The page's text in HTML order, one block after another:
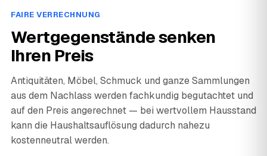
FAIRE VERRECHNUNG
Wertgegenstände senken
Ihren Preis
Antiquitäten, Möbel, Schmuck und ganze Sammlungen
aus dem Nachlass werden fachkundig begutachtet und
auf den Preis angerechnet — bei wertvollem Hausstand
kann die Haushaltsauflösung dadurch nahezu
kostenneutral werden.